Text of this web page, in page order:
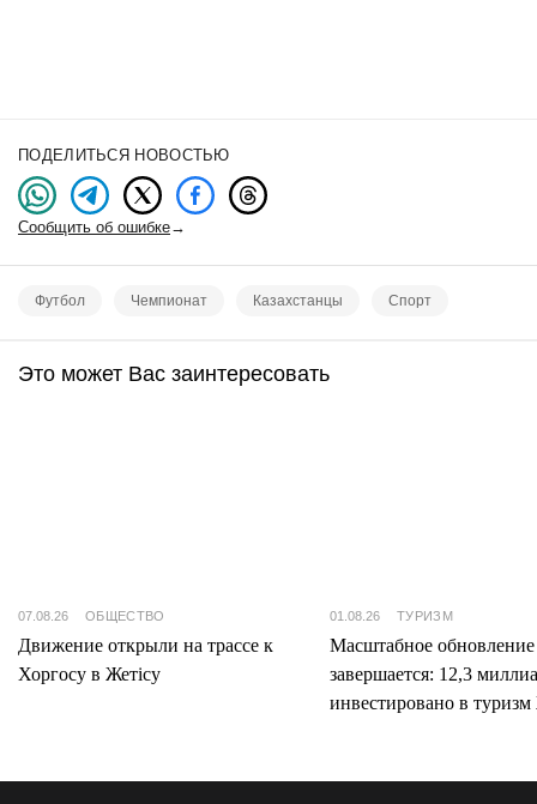
ПОДЕЛИТЬСЯ НОВОСТЬЮ
Сообщить об ошибке→
Футбол Чемпионат Казахстанцы Спорт
Это может Вас заинтересовать
07.08.26 ОБЩЕСТВО
Движение открыли на трассе к
Хоргосу в Жетісу
01.08.26 ТУРИЗМ
Масштабное
завершается: 12,3
инвестировано в туризм